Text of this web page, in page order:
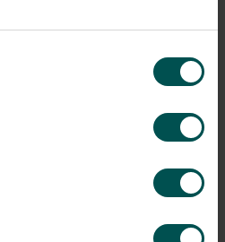
rules for the
for passenger